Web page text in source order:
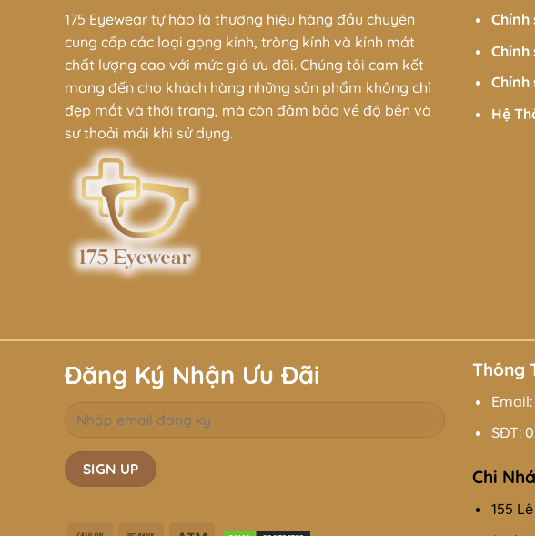
175 Eyewear tự hào là thương hiệu hàng đầu chuyên
cung cấp các loại gọng kính, tròng kính và kính mát
chất lượng cao với mức giá ưu đãi. Chúng tôi cam kết
mang đến cho khách hàng những sản phẩm không chỉ
đẹp mắt và thời trang, mà còn đảm bảo về độ bền và
sự thoải mái khi sử dụng.
Chính
Hệ
Đăng Ký Nhận Ưu Đãi Thông
SĐT:
Chi
155